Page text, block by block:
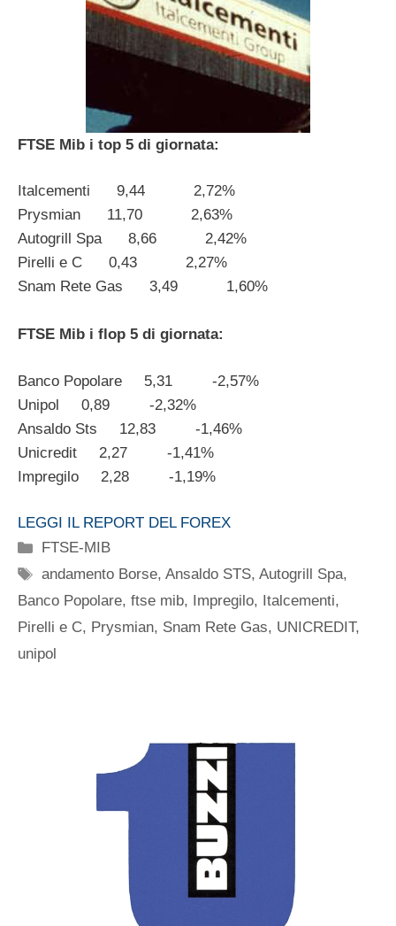
FTSE Mib i top 5 di giornata:
Italcementi 9,44 2,72%
Prysmian 11,70 2,63%
Autogrill Spa 8,66 2,42%
Pirelli e C 0,43 2,27%
Snam Rete Gas 3,49 1,60%
FTSE Mib i flop 5 di giornata:
Banco Popolare 5,31 -2,57%
Unipol 0,89 -2,32%
Ansaldo Sts 12,83 -1,46%
Unicredit 2,27 -1,41%
Impregilo 2,28 -1,19%
LEGGI IL REPORT DEL FOREX
Categorie
FTSE-MIB
Tag
andamento Borse,Ansaldo STS,Autogrill Spa,
Banco Popolare, ftse mib, Impregilo, Italcementi,
Pirelli e C, Prysmian, Snam Rete Gas, UNICREDIT,
unipol